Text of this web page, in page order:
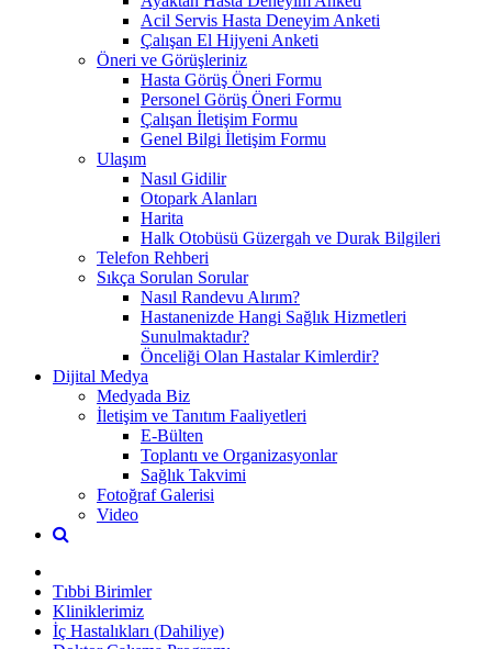
Acil Servis Hasta Deneyim Anketi
Çalışan El Hijyeni Anketi
Öneri ve Görüşleriniz
Hasta Görüş Öneri Formu
Personel Görüş Öneri Formu
Çalışan İletişim Formu
Genel Bilgi İletişim Formu
Ulaşım
Nasıl Gidilir
Otopark Alanları
Harita
Halk Otobüsü Güzergah ve Durak Bilgileri
Telefon Rehberi
Sıkça Sorulan Sorular
Nasıl Randevu Alırım?
Hastanenizde Hangi Sağlık Hizmetleri
Sunulmaktadır?
Önceliği Olan Hastalar Kimlerdir?
Dijital Medya
Medyada Biz
İletişim ve Tanıtım Faaliyetleri
E-Bülten
Toplantı ve Organizasyonlar
Sağlık Takvimi
Fotoğraf Galerisi
Video
Tıbbi Birimler
Kliniklerimiz
İç Hastalıkları (Dahiliye)